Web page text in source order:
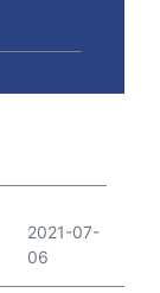
2021-07-
06